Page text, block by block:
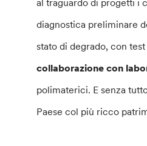
al traguardo di progetti i
diagnostica preliminare
stato di degrado, con
collaborazione con
polimaterici. E senza
Paese col più ricco